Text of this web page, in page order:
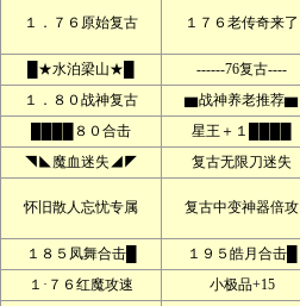
１．７６原始复古 １７６老传奇来了
█★水泊梁山★█ ------76复古----
１．８０战神复古
▆战神养老推荐▆
████８０合击
星王＋１████
◥◣魔血迷失◢◤
复古无限刀迷失
怀旧散人忘忧专属 复古中变神器倍攻
１８５凤舞合击█ １９５皓月合击█
１·７６红魔攻速
小极品+15